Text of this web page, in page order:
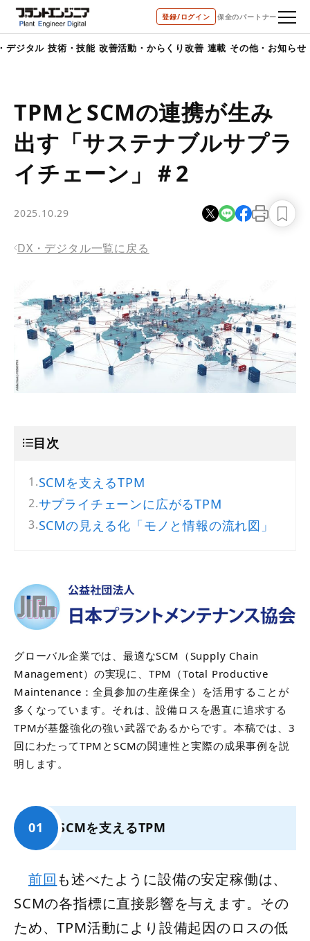
登録/ログイン 保全のパートナー
ジタル 技術・技能 改善活動・からくり改善 連載 その他・お知らせ
bool(true)
TPMとSCMの連携が生み
出す「サステナブルサプラ
イチェーン」＃2
2025.10.29
DX・デジタル一覧に戻る
目次
SCMを支えるTPM
サプライチェーンに広がるTPM
SCMの見える化「モノと情報の流れ図」
グローバル企業では、最適なSCM（Supply Chain
Management）の実現に、TPM（Total Productive
Maintenance：全員参加の生産保全）を活用することが
多くなっています。それは、設備ロスを愚直に追求する
TPMが基盤強化の強い武器であるからです。本稿では、3
回にわたってTPMとSCMの関連性と実際の成果事例を説
明します。
SCMを支えるTPM
前回も述べたように設備の安定稼働は、
SCMの各指標に直接影響を与えます。その
ため、TPM活動により設備起因のロスの低